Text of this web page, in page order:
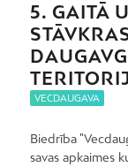
5. GAITĀ
VECDAUGAVA
Biedrība
savas apkaimes